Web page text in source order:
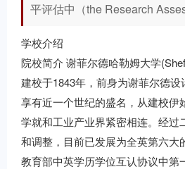
平评估中（the Research
学校介绍
院校简介 谢菲尔德哈勒姆大学
建校于1843年，前身为谢菲尔德
享有近一个世纪的盛名，从建校伊
学就和工业产业界紧密相连。经过
和调整，目前已发展为全英第六大
教育部中英学历学位互认协议中第